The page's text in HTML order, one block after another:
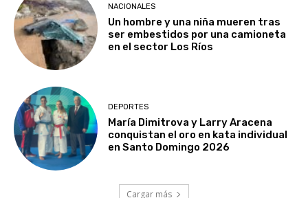
NACIONALES
Un hombre y una niña mueren tras
ser embestidos por una camioneta
en el sector Los Ríos
DEPORTES
María Dimitrova y Larry Aracena
conquistan el oro en kata individual
en Santo Domingo 2026
Cargar más